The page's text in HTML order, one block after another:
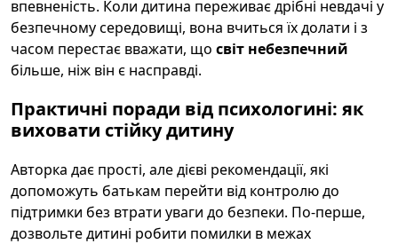
впевненість. Коли дитина переживає дрібні невдачі у
безпечному середовищі, вона вчиться їх долати і з
часом перестає вважати, що світ небезпечний
більше, ніж він є насправді.
Практичні поради від психологині: як
виховати стійку дитину
Авторка дає прості, але дієві рекомендації, які
допоможуть батькам перейти від контролю до
підтримки без втрати уваги до безпеки. По-перше,
дозвольте дитині робити помилки в межах